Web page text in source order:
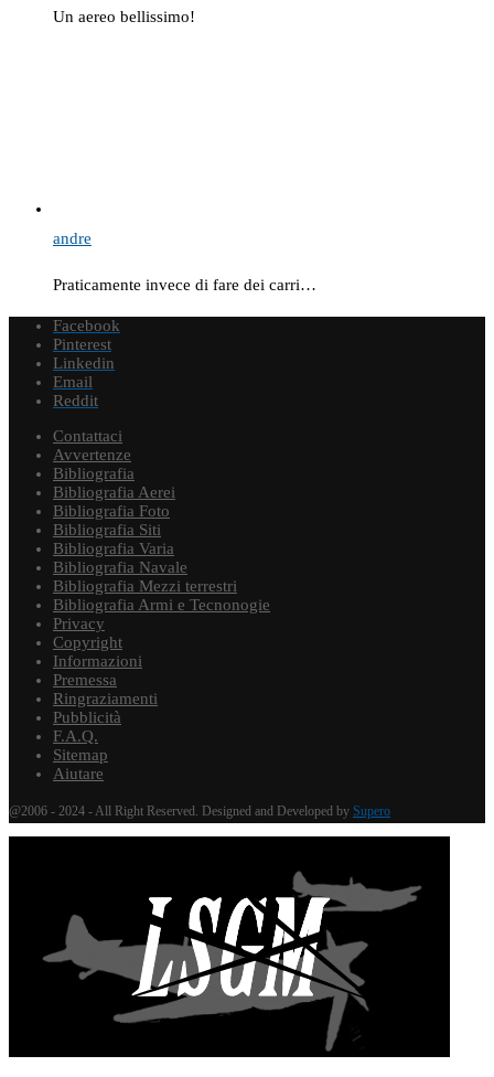
Un aereo bellissimo!
andre
Praticamente invece di fare dei carri…
Facebook
Pinterest
Linkedin
Email
Reddit
Contattaci
Avvertenze
Bibliografia
Bibliografia Aerei
Bibliografia Foto
Bibliografia Siti
Bibliografia Varia
Bibliografia Navale
Bibliografia Mezzi terrestri
Bibliografia Armi e Tecnonogie
Privacy
Copyright
Informazioni
Premessa
Ringraziamenti
Pubblicità
F.A.Q.
Sitemap
Aiutare
@2006 - 2024 - All Right Reserved. Designed and Developed by Supero